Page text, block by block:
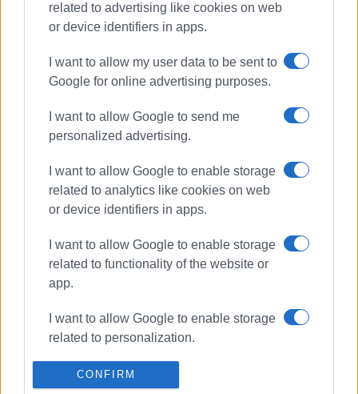
related to advertising like cookies on web
or device identifiers in apps.
I want to allow my user data to be sent to
Google for online advertising purposes.
I want to allow Google to send me
personalized advertising.
I want to allow Google to enable storage
related to analytics like cookies on web
or device identifiers in apps.
I want to allow Google to enable storage
related to functionality of the website or
app.
I want to allow Google to enable storage
related to personalization.
I want to allow Google to enable storage
CONFIRM
Τηλεφωνικές απάτες αναδρομικά
αστυνομία ΕΛ.ΑΣ.
ΣΧΕΤΙΚA AΡΘΡΑ
Σύλληψη 13χρονου και 14χρονου
για κλοπές σε καταστήματα
χασισόδεντρα σε γλάστρες
Έξι συλλήψεις σε ελέγχους
καταστημάτων στα Ιόνια